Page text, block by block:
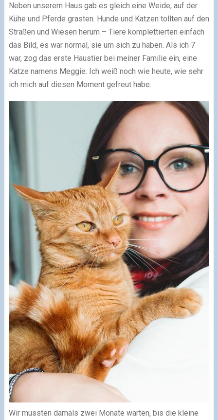
Neben unserem Haus gab es gleich eine Weide, auf der
Kühe und Pferde grasten. Hunde und Katzen tollten auf den
Straßen und Wiesen herum – Tiere komplettierten einfach
das Bild, es war normal, sie um sich zu haben. Als ich 7
war, zog das erste Haustier bei meiner Familie ein, eine
Katze namens Meggie. Ich weiß noch wie heute, wie sehr
ich mich auf diesen Moment gefreut habe.
Wir mussten damals zwei Monate warten, bis die kleine